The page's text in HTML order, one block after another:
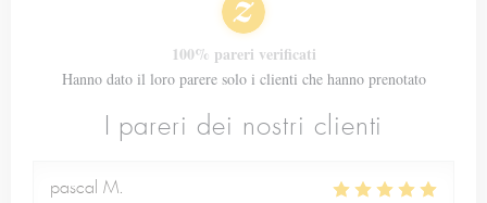
I pareri dei nostri clienti
pascal M
100% pareri verificati
Hanno dato il loro parere solo i clienti che hanno prenotato